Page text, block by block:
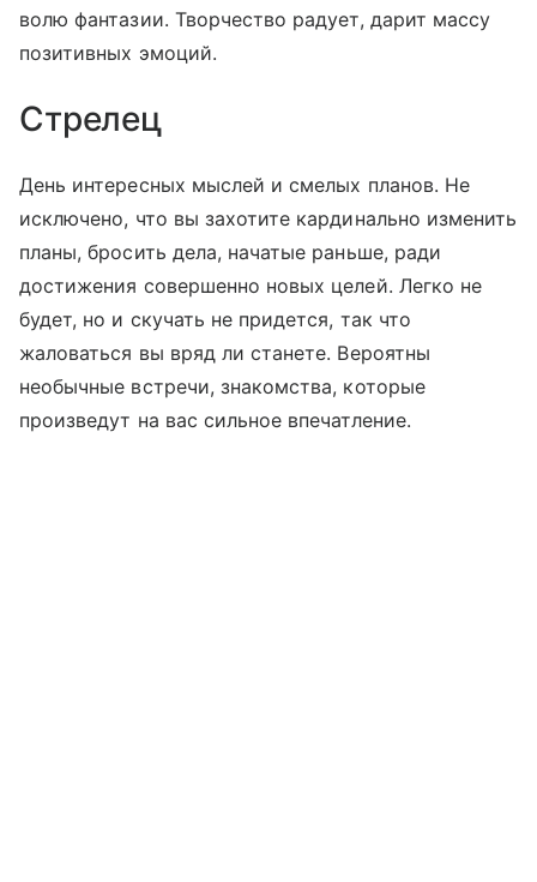
волю фантазии. Творчество радует, дарит массу
позитивных эмоций.
Стрелец
День интересных мыслей и смелых планов. Не
исключено, что вы захотите кардинально изменить
планы, бросить дела, начатые раньше, ради
достижения совершенно новых целей. Легко не
будет, но и скучать не придется, так что
жаловаться вы вряд ли станете. Вероятны
необычные встречи, знакомства, которые
произведут на вас сильное впечатление.